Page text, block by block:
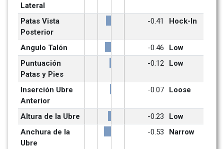
Lateral
Patas Vista
Posterior
-0.41 Hock-In
Angulo Talón -0.46
Low
Puntuación
Patas y Pies
-0.12 Low
Inserción Ubre
Anterior
-0.07 Loose
Altura de la Ubre -0.23
Low
Anchura de la
Ubre
-0.53 Narrow